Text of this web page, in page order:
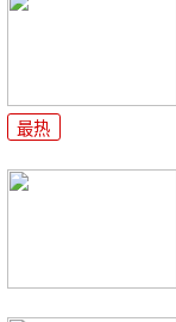
最热